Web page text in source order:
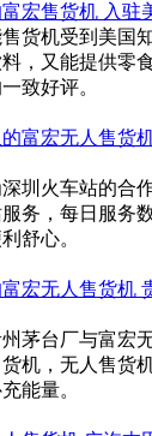
入驻
货机受到美国
，又能提供零
致好评。
圳火车站的合
务，每日服务
舒心。
茅台厂与富宏
机，无人售货
能量。